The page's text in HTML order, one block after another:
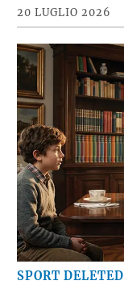
20 LUGLIO 2026
SPORT DELETED